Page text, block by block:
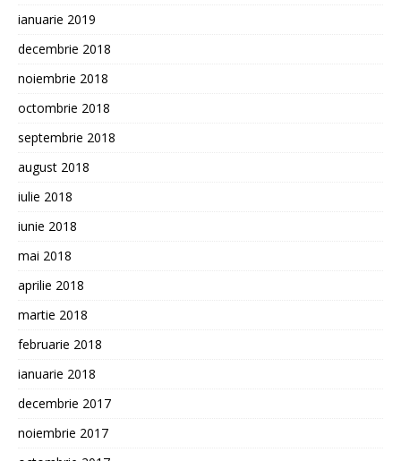
ianuarie 2019
decembrie 2018
noiembrie 2018
octombrie 2018
septembrie 2018
august 2018
iulie 2018
iunie 2018
mai 2018
aprilie 2018
martie 2018
februarie 2018
ianuarie 2018
decembrie 2017
noiembrie 2017